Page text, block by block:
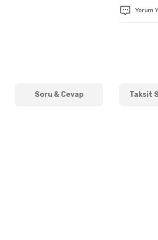
Yorum
Soru & Cevap Taksit